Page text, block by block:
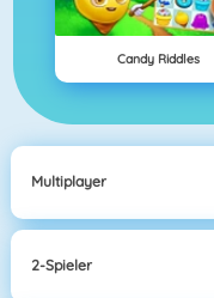
Candy Riddles
Multiplayer
2-Spieler